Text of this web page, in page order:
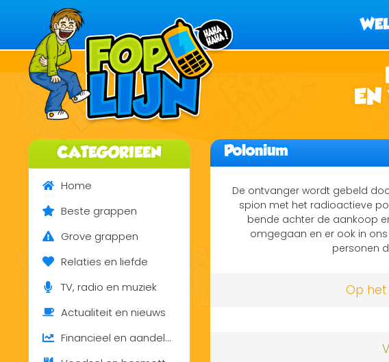
EN
CATEGORIEEN
Home
Beste grappen
Grove grappen
Relaties en liefde
TV, radio en muziek
Actualiteit en nieuws
Financieel en aandelen
Polonium
De ontvanger wordt gebeld
spion met het radioactieve
bende achter de aankoop
omgegaan en er ook in
personen
Op